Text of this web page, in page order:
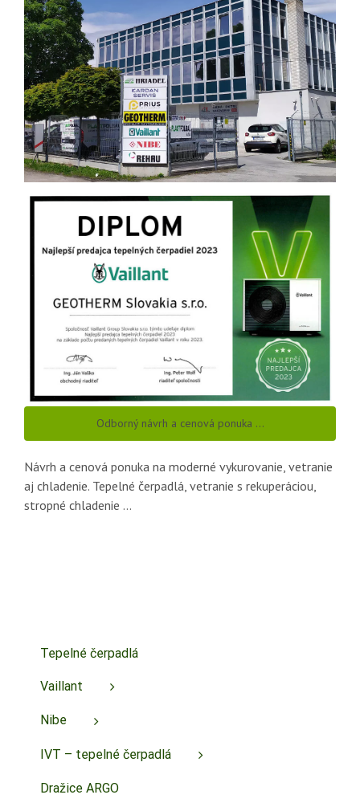
Odborný návrh a cenová ponuka …
Návrh a cenová ponuka na moderné vykurovanie, vetranie
aj chladenie. Tepelné čerpadlá, vetranie s rekuperáciou,
stropné chladenie …
Tepelné čerpadlá
Vaillant
Nibe
IVT – tepelné čerpadlá
Dražice ARGO